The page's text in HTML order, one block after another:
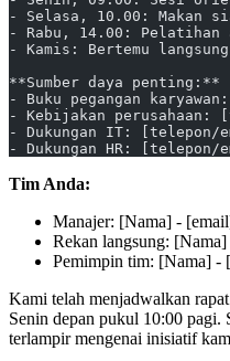
- Selasa, 10.00: Makan
- Rabu, 14.00:
- Kamis: Bertemu
**Sumber daya penting:**
- Buku pegangan
- Kebijakan perusahaan:
- Dukungan IT: [telepon/
- Dukungan HR: [telepon/
Tim Anda:
Manajer: [Nama] -
Rekan langsung:
Pemimpin tim: [Nama] -
Kami telah menjadwalkan
Senin depan pukul 10:00 pagi.
terlampir mengenai inisiatif